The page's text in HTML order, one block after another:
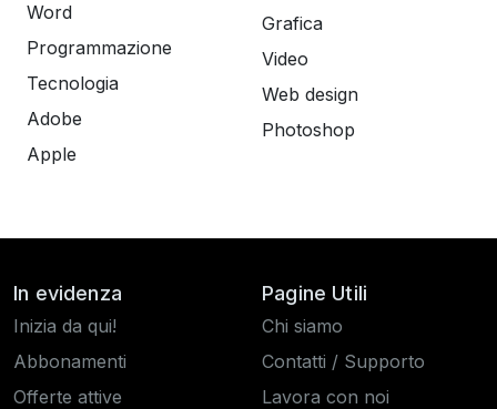
Word
Programmazione
Tecnologia
Adobe
Apple
Grafica
Video
Web design
Photoshop
In evidenza
Inizia da qui!
Abbonamenti
Offerte attive
Pagine Utili
Chi siamo
Contatti / Supporto
Lavora con noi